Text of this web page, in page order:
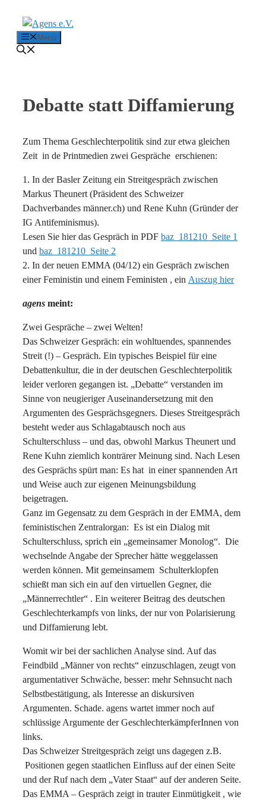
Menü
Debatte statt Diffamierung
Zum Thema Geschlechterpolitik sind zur etwa gleichen
Zeit in de Printmedien zwei Gespräche erschienen:
1. In der Basler Zeitung ein Streitgespräch zwischen
Markus Theunert (Präsident des Schweizer
Dachverbandes männer.ch) und Rene Kuhn (Gründer der
IG Antifeminismus).
Lesen Sie hier das Gespräch in PDF baz_181210_Seite 1
und baz_181210_Seite 2
2. In der neuen EMMA (04/12) ein Gespräch zwischen
einer Feministin und einem Feministen , ein Auszug hier
agens meint:
Zwei Gespräche – zwei Welten!
Das Schweizer Gespräch: ein wohltuendes, spannendes
Streit (!) – Gespräch. Ein typisches Beispiel für eine
Debattenkultur, die in der deutschen Geschlechterpolitik
leider verloren gegangen ist. „Debatte“ verstanden im
Sinne von neugieriger Auseinandersetzung mit den
Argumenten des Gesprächsgegners. Dieses Streitgespräch
besteht weder aus Schlagabtausch noch aus
Schulterschluss – und das, obwohl Markus Theunert und
Rene Kuhn ziemlich konträrer Meinung sind. Nach Lesen
des Gesprächs spürt man: Es hat in einer spannenden Art
und Weise auch zur eigenen Meinungsbildung
beigetragen.
Ganz im Gegensatz zu dem Gespräch in der EMMA, dem
feministischen Zentralorgan: Es ist ein Dialog mit
Schulterschluss, sprich ein „gemeinsamer Monolog“. Die
wechselnde Angabe der Sprecher hätte weggelassen
werden können. Mit gemeinsamem Schulterklopfen
schießt man sich ein auf den virtuellen Gegner, die
„Männerrechtler“ . Ein weiterer Beitrag des deutschen
Geschlechterkampfs von links, der nur von Polarisierung
und Diffamierung lebt.
Womit wir bei der sachlichen Analyse sind. Auf das
Feindbild „Männer von rechts“ einzuschlagen, zeugt von
argumentativer Schwäche, besser: mehr Sehnsucht nach
Selbstbestätigung, als Interesse an diskursiven
Argumenten. Schade. agens wartet immer noch auf
schlüssige Argumente der GeschlechterkämpferInnen von
links.
Das Schweizer Streitgespräch zeigt uns dagegen z.B.
Positionen gegen staatlichen Einfluss auf der einen Seite
und der Ruf nach dem „Vater Staat“ auf der anderen Seite.
Das EMMA – Gespräch zeigt in trauter Einmütigkeit , wie